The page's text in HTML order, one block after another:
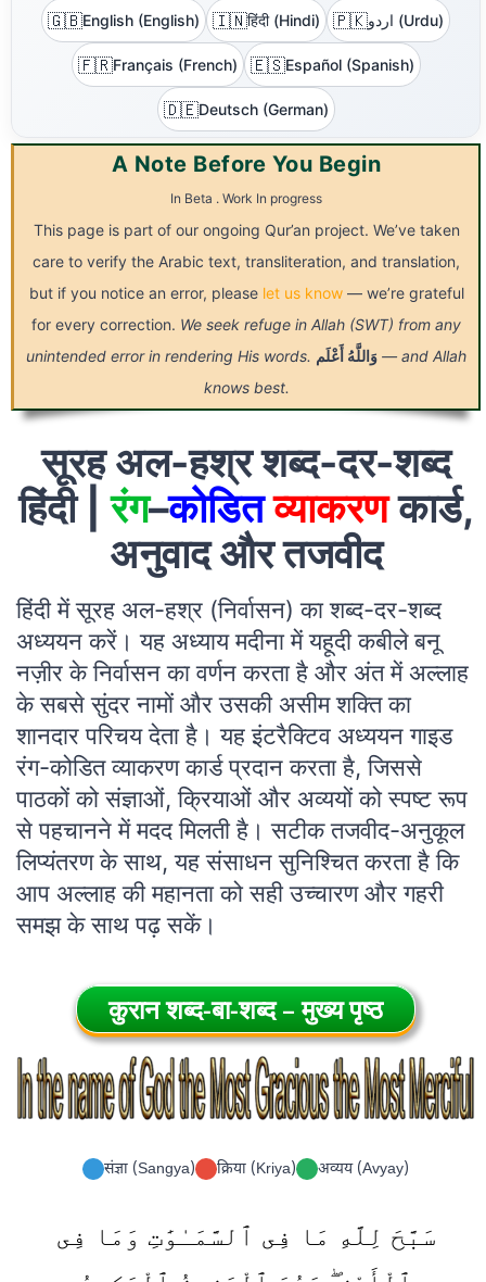
🇬🇧English (English) 🇮🇳हिंदी (Hindi) 🇵🇰 اردو (Urdu)
🇫🇷Français (French) 🇪🇸Español (Spanish)
🇩🇪Deutsch (German)
A Note Before You Begin
In Beta . Work In progress
This page is part of our ongoing Qur’an project. We’ve taken
care to verify the Arabic text, transliteration, and translation,
but if you notice an error, please let us know— we’re grateful
for every correction. We seek refuge in Allah (SWT) from any
unintended error in rendering His words.
وَاللَّهُ أَعْلَم
— and Allah
knows best.
सूरह अल-हश्र शब्द-दर-शब्द
हिंदी |रंग–कोडित व्याकरणकार्ड,
अनुवाद और तजवीद
हिंदी में सूरह अल-हश्र (निर्वासन) का शब्द-दर-शब्द
अध्ययन करें। यह अध्याय मदीना में यहूदी कबीले बनू
नज़ीर के निर्वासन का वर्णन करता है और अंत में अल्लाह
के सबसे सुंदर नामों और उसकी असीम शक्ति का
शानदार परिचय देता है। यह इंटरैक्टिव अध्ययन गाइड
रंग-कोडित व्याकरण कार्ड प्रदान करता है, जिससे
पाठकों को संज्ञाओं, क्रियाओं और अव्ययों को स्पष्ट रूप
से पहचानने में मदद मिलती है। सटीक तजवीद-अनुकूल
लिप्यंतरण के साथ, यह संसाधन सुनिश्चित करता है कि
आप अल्लाह की महानता को सही उच्चारण और गहरी
समझ के साथ पढ़ सकें।
कुरान शब्द-बा-शब्द – मुख्य पृष्ठ
संज्ञा (Sangya) क्रिया (Kriya) अव्यय (Avyay)
سَبَّحَ لِلَّهِ مَا فِى ٱلسَّمَـٰوَٰتِ وَمَا فِى